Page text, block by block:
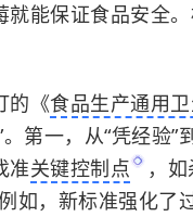
能保证食品安全
的《食品生产通用
第一，从“凭经验”
准关键控制点
，
如，新标准强化了